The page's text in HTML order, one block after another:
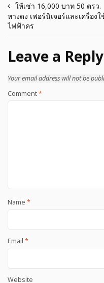
Post
navigation
ให้เช่า 16,000 บาท 50 ตรว.
หางดง เฟอร์นิเจอร์และเครื่องใ
ไฟฟ้าคร
Leave a Reply
Your email address will not be
Comment*
Name *
Email *
Website